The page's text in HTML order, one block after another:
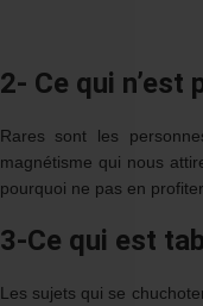
2- Ce qui n’est
Rares sont les
magnétisme qui nous
pourquoi ne pas en
3-Ce qui est
Les sujets qui se